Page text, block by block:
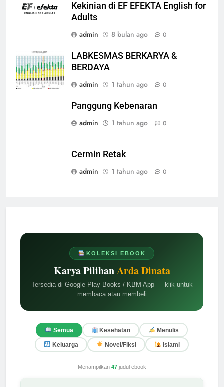
KOLEKSI EBOOK
Karya PilihanArda Dinata
Tersedia di Google Play Books / KBM App — klik untuk
membaca atau membeli
Semua Kesehatan Menulis
Keluarga Novel/Fiksi Islami
Menampilkan 47judul ebook
Kekinian di EF EFEKTA English for
Adults
admin
8 bulan ago 0
LABKESMAS BERKARYA &
BERDAYA
admin
1 tahun ago 0
Panggung Kebenaran
admin
1 tahun ago 0
Cermin Retak
admin
1 tahun ago 0